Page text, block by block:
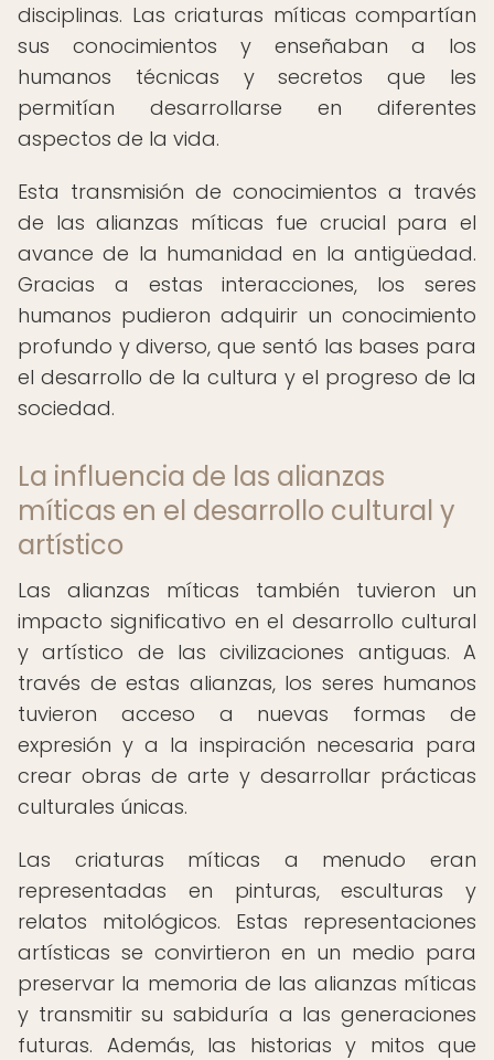
disciplinas. Las criaturas míticas compartían
sus conocimientos y enseñaban a los
humanos técnicas y secretos que les
permitían desarrollarse en diferentes
aspectos de la vida.
Esta transmisión de conocimientos a través
de las alianzas míticas fue crucial para el
avance de la humanidad en la antigüedad.
Gracias a estas interacciones, los seres
humanos pudieron adquirir un conocimiento
profundo y diverso, que sentó las bases para
el desarrollo de la cultura y el progreso de la
sociedad.
La influencia de las alianzas
míticas en el desarrollo cultural y
artístico
Las alianzas míticas también tuvieron un
impacto significativo en el desarrollo cultural
y artístico de las civilizaciones antiguas. A
través de estas alianzas, los seres humanos
tuvieron acceso a nuevas formas de
expresión y a la inspiración necesaria para
crear obras de arte y desarrollar prácticas
culturales únicas.
Las criaturas míticas a menudo eran
representadas en pinturas, esculturas y
relatos mitológicos. Estas representaciones
artísticas se convirtieron en un medio para
preservar la memoria de las alianzas míticas
y transmitir su sabiduría a las generaciones
futuras. Además, las historias y mitos que